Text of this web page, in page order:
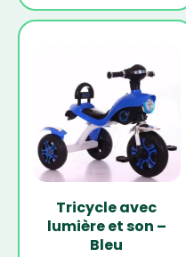
Tricycle avec
lumière et son –
Bleu